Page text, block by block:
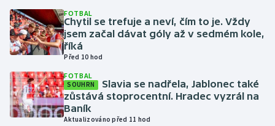
Krasobruslení
Lezení
Lyže a snowboard
Moderní pětiboj
FOTBAL
Chytil se trefuje a neví, čím to je. Vždy
jsem začal dávat góly až v sedmém kole,
říká
Před 10 hod
FOTBAL
SOUHRN
Slavia se nadřela, Jablonec také
zůstává stoprocentní. Hradec vyzrál na
Baník
Aktualizováno před 11 hod